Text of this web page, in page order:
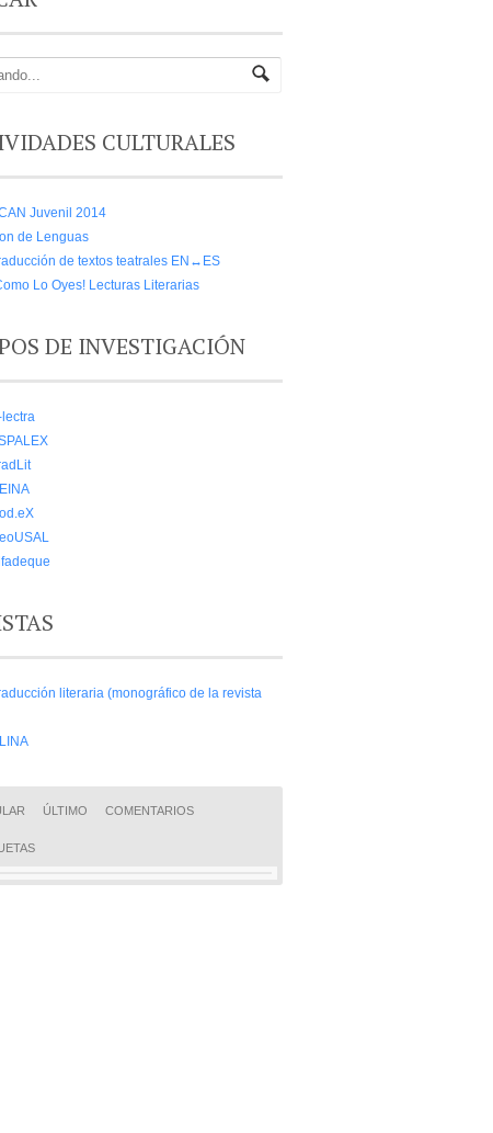
CULTURALES
Juvenil 2014
de Lenguas
de textos teatrales EN↔ES
Lo Oyes! Lecturas Literarias
DE INVESTIGACIÓN
lectra
literaria (monográfico de la revista
ÚLTIMO COMENTARIOS